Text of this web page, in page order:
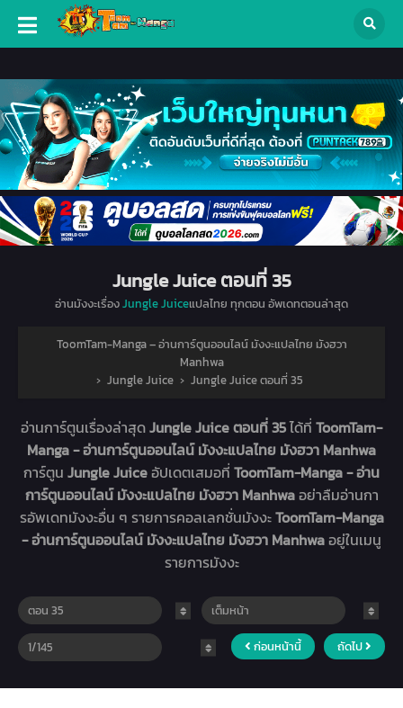
Jungle Juice ตอนที่ 35
อ่านมังงะเรื่องJungle Juiceแปลไทย ทุกตอน อัพเดทตอนล่าสุด
ToomTam-Manga – อ่านการ์ตูนออนไลน์ มังงะแปลไทย มังฮวา
Manhwa
› Jungle Juice › Jungle Juice ตอนที่ 35
อ่านการ์ตูนเรื่องล่าสุดJungle Juice ตอนที่ 35ได้ที่ ToomTam-
Manga - อ่านการ์ตูนออนไลน์ มังงะแปลไทย มังฮวา Manhwa
การ์ตูน Jungle Juiceอัปเดตเสมอที่ ToomTam-Manga - อ่าน
การ์ตูนออนไลน์ มังงะแปลไทย มังฮวา Manhwaอย่าลืมอ่านกา
รอัพเดทมังงะอื่น ๆ รายการคอลเลกชั่นมังงะToomTam-Manga
- อ่านการ์ตูนออนไลน์ มังงะแปลไทย มังฮวา Manhwaอยู่ในเมนู
รายการมังงะ
ก่อนหน้านี้ ถัดไป